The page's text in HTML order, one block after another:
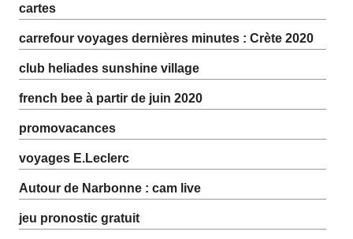
cartes
carrefour voyages dernières minutes : Crète 2020
club heliades sunshine village
french bee à partir de juin 2020
promovacances
voyages E.Leclerc
Autour de Narbonne : cam live
jeu pronostic gratuit